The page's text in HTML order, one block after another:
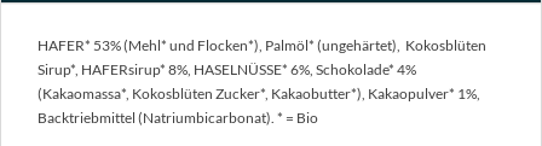
HAFER* 53% (Mehl* und Flocken*), Palmöl* (ungehärtet), Kokosblüten
Sirup*, HAFERsirup* 8%, HASELNÜSSE* 6%, Schokolade* 4%
(Kakaomassa*, Kokosblüten Zucker*, Kakaobutter*), Kakaopulver* 1%,
Backtriebmittel (Natriumbicarbonat). * = Bio